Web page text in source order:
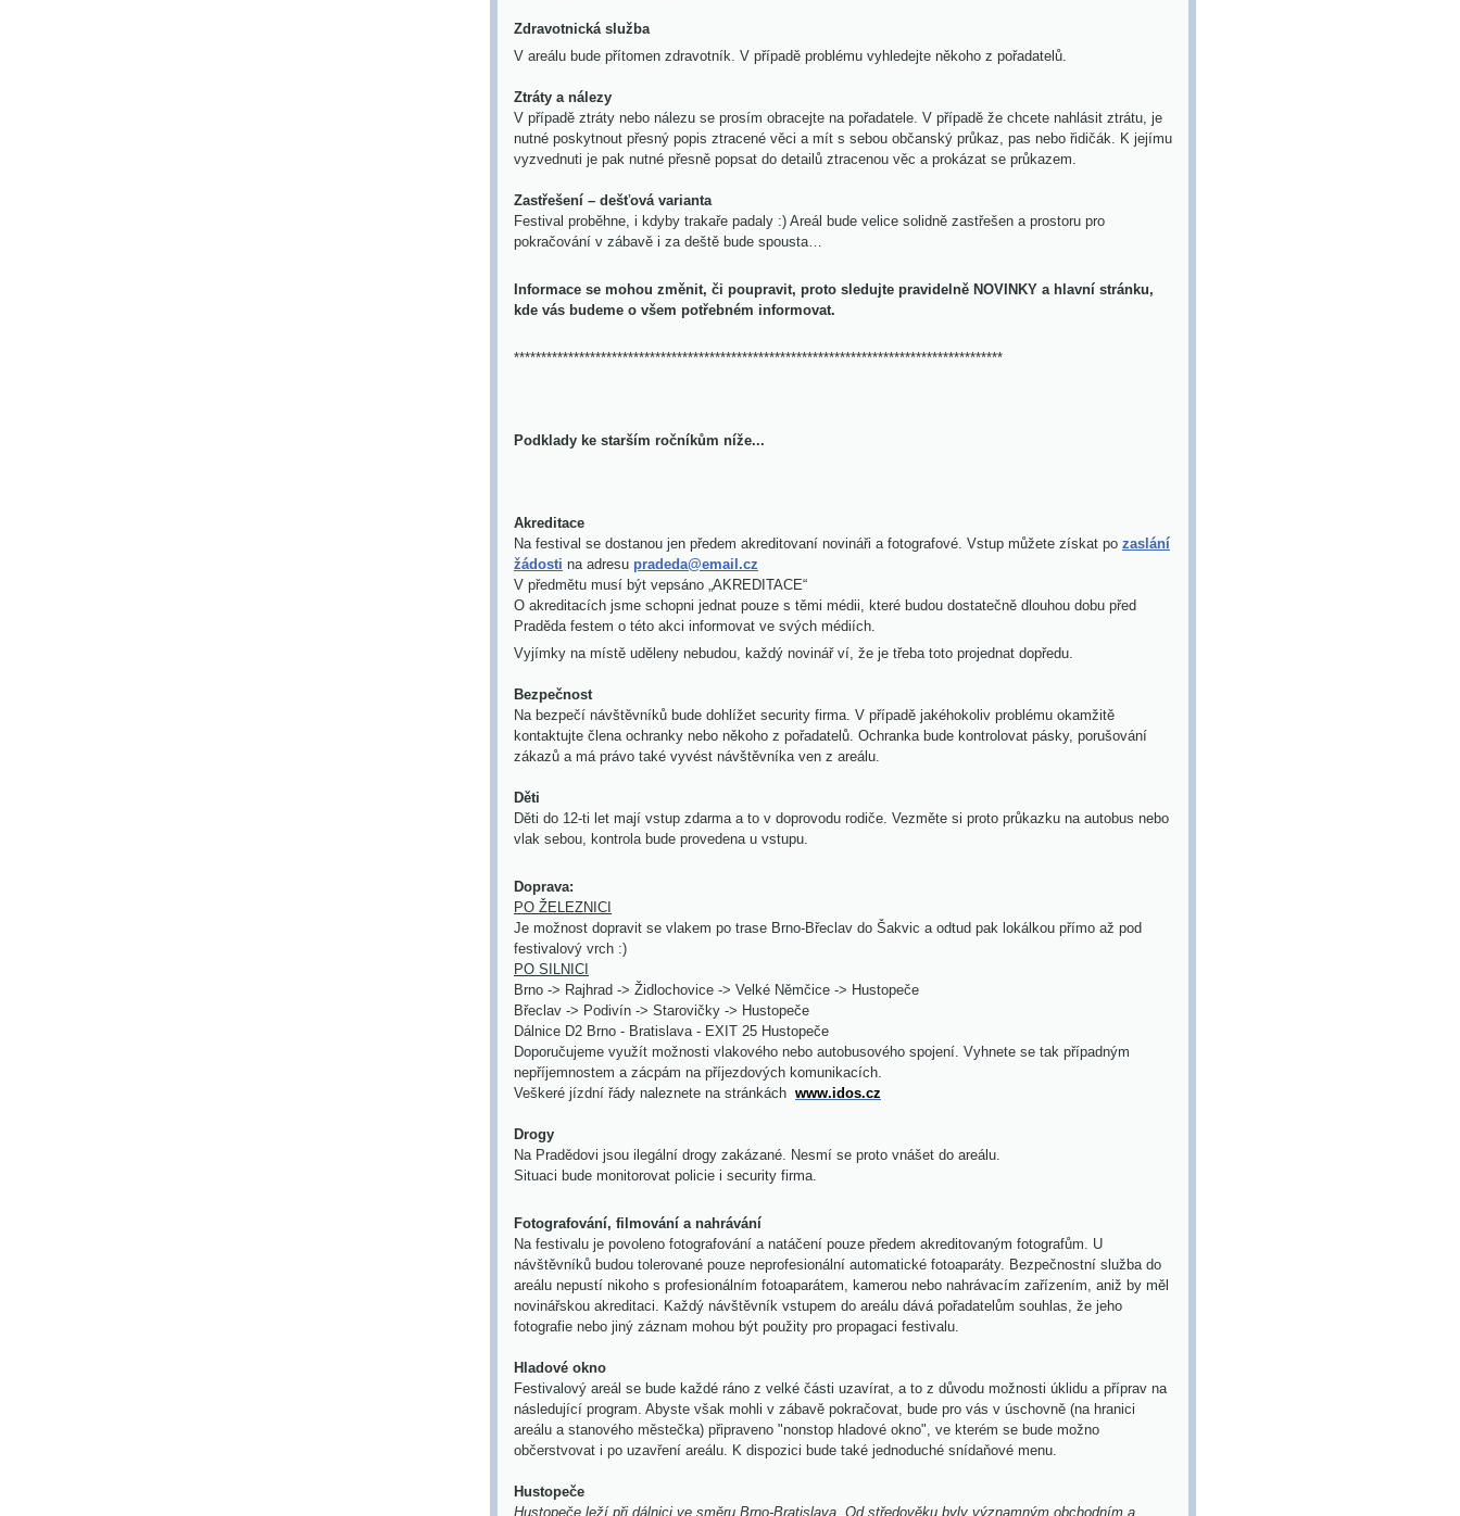
Zdravotnická služba
V areálu bude přítomen zdravotník. V případě problému vyhledejte někoho z pořadatelů.
Ztráty a nálezy
V případě ztráty nebo nálezu se prosím obracejte na pořadatele. V případě že chcete nahlásit ztrátu, je
nutné poskytnout přesný popis ztracené věci a mít s sebou občanský průkaz, pas nebo řidičák. K jejímu
vyzvednuti je pak nutné přesně popsat do detailů ztracenou věc a prokázat se průkazem.
Zastřešení – dešťová varianta
Festival proběhne, i kdyby trakaře padaly :) Areál bude velice solidně zastřešen a prostoru pro
pokračování v zábavě i za deště bude spousta…
Informace se mohou změnit, či poupravit, proto sledujte pravidelně NOVINKY a hlavní stránku,
kde vás budeme o všem potřebném informovat.
******************************************************************************************
Podklady ke starším ročníkům níže...
Akreditace
Na festival se dostanou jen předem akreditovaní novináři a fotografové. Vstup můžete získat po zaslání
žádosti na adresu pradeda@email.cz
V předmětu musí být vepsáno „AKREDITACE“
O akreditacích jsme schopni jednat pouze s těmi médii, které budou dostatečně dlouhou dobu před
Praděda festem o této akci informovat ve svých médiích.
Vyjímky na místě uděleny nebudou, každý novinář ví, že je třeba toto projednat dopředu.
Bezpečnost
Na bezpečí návštěvníků bude dohlížet security firma. V případě jakéhokoliv problému okamžitě
kontaktujte člena ochranky nebo někoho z pořadatelů. Ochranka bude kontrolovat pásky, porušování
zákazů a má právo také vyvést návštěvníka ven z areálu.
Děti
Děti do 12-ti let mají vstup zdarma a to v doprovodu rodiče. Vezměte si proto průkazku na autobus nebo
vlak sebou, kontrola bude provedena u vstupu.
Doprava:
PO ŽELEZNICI
Je možnost dopravit se vlakem po trase Brno-Břeclav do Šakvic a odtud pak lokálkou přímo až pod
festivalový vrch :)
PO SILNICI
Brno -> Rajhrad -> Židlochovice -> Velké Němčice -> Hustopeče
Břeclav -> Podivín -> Starovičky -> Hustopeče
Dálnice D2 Brno - Bratislava - EXIT 25 Hustopeče
Doporučujeme využít možnosti vlakového nebo autobusového spojení. Vyhnete se tak případným
nepříjemnostem a zácpám na příjezdových komunikacích.
Veškeré jízdní řády naleznete na stránkách www.idos.cz
Drogy
Na Pradědovi jsou ilegální drogy zakázané. Nesmí se proto vnášet do areálu.
Situaci bude monitorovat policie i security firma.
Fotografování, filmování a nahrávání
Na festivalu je povoleno fotografování a natáčení pouze předem akreditovaným fotografům. U
návštěvníků budou tolerované pouze neprofesionální automatické fotoaparáty. Bezpečnostní služba do
areálu nepustí nikoho s profesionálním fotoaparátem, kamerou nebo nahrávacím zařízením, aniž by měl
novinářskou akreditaci. Každý návštěvník vstupem do areálu dává pořadatelům souhlas, že jeho
fotografie nebo jiný záznam mohou být použity pro propagaci festivalu.
Hladové okno
Festivalový areál se bude každé ráno z velké části uzavírat, a to z důvodu možnosti úklidu a příprav na
následující program. Abyste však mohli v zábavě pokračovat, bude pro vás v úschovně (na hranici
areálu a stanového městečka) připraveno "nonstop hladové okno", ve kterém se bude možno
občerstvovat i po uzavření areálu. K dispozici bude také jednoduché snídaňové menu.
Hustopeče
Hustopeče leží při dálnici ve směru Brno-Bratislava. Od středověku byly významným obchodním a